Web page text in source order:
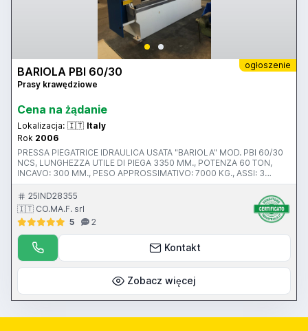
ogłoszenie
BARIOLA PBI 60/30
Prasy krawędziowe
Cena na żądanie
Lokalizacja: 🇮🇹 Italy
Rok 2006
PRESSA PIEGATRICE IDRAULICA USATA "BARIOLA" MOD. PBI 60/30
NCS, LUNGHEZZA UTILE DI PIEGA 3350 MM., POTENZA 60 TON,
INCAVO: 300 MM., PESO APPROSSIMATIVO: 7000 KG., ASSI: 3
(Y1,Y2,R) , N. 2 PUNTALI MANUALI, PROGRAMMATORE "CYBELEC"
MOD. W-DNC 64/A, FOTOCELLULE "FIESSLER", COMPLETA DI
UTENSILI. ANNO DI PRODUZIONE: 2006 S.N. 176
25IND28355
🇮🇹 CO.MA.F. srl
5
2
Kontakt
Zobacz więcej